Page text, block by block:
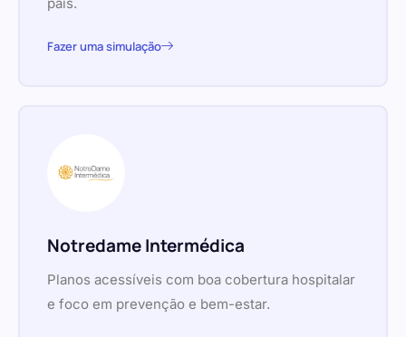
país.
Fazer uma simulação
Notredame Intermédica
Planos acessíveis com boa cobertura hospitalar
e foco em prevenção e bem-estar.